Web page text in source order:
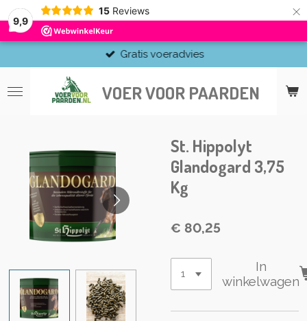
9,9
15 Reviews ×
VOER VOOR PAARDEN
Gratis voeradvies
St. Hippolyt
Glandogard 3,75
Kg
€ 80,25
In
winkelwagen